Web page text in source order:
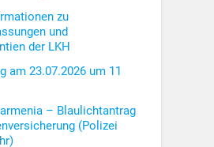
zu
und
der LKH
am 23.07.2026 um 11
– Blaulichtantrag
(Polizei